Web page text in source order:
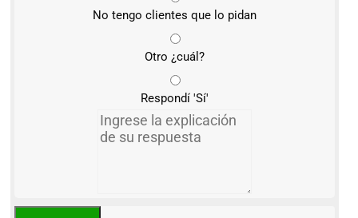
No tengo clientes que lo pidan
Otro ¿cuál?
Respondí 'Sí'